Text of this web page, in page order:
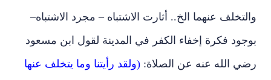
والتخلف عنهما الخ.. أثارت الاشتباه – مجرد الاشتباه–
بوجود فكرة إخفاء الكفر في المدينة لقول ابن مسعود
رضي الله عنه عن الصلاة: (ولقد رأيتنا وما يتخلف عنها